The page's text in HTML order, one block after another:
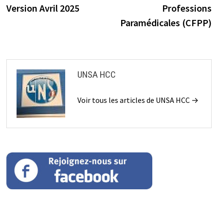
Version Avril 2025
Professions
Paramédicales (CFPP)
UNSA HCC
Voir tous les articles de UNSA HCC →